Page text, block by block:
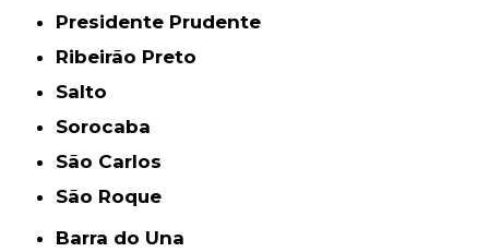
Presidente Prudente
Ribeirão Preto
Salto
Sorocaba
São Carlos
São Roque
Barra do Una